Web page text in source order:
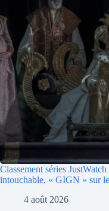
Classement séries
intouchable, « GIGN » sur
4 août 2026